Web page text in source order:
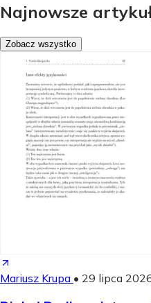
Najnowsze
Zobacz wszystko
Mariusz Krupa • 29 lipca